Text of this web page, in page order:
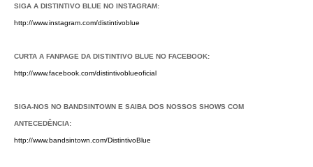
SIGA A DISTINTIVO BLUE NO INSTAGRAM:
http://www.instagram.com/distintivoblue
CURTA A FANPAGE DA DISTINTIVO BLUE NO FACEBOOK:
http://www.facebook.com/distintivoblueoficial
SIGA-NOS NO BANDSINTOWN E SAIBA DOS NOSSOS SHOWS COM
ANTECEDÊNCIA:
http://www.bandsintown.com/DistintivoBlue